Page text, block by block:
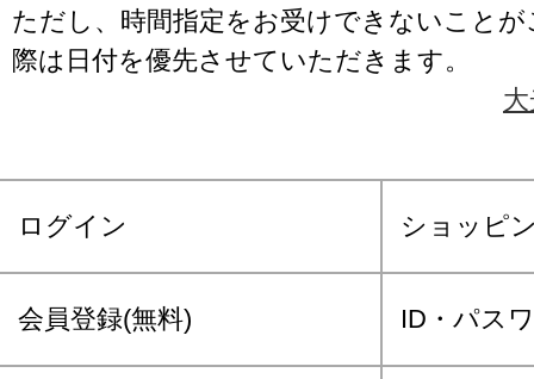
ただし、時間指定をお受けできないこと
際は日付を優先させていただきます。
ログイン ショッピ
会員登録(無料) ID・パス